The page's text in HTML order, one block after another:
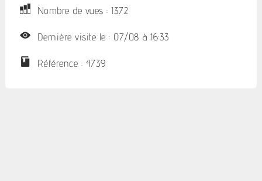
Nombre de vues : 1372
Dernière visite le : 07/08 à 16:33
Référence : 4739